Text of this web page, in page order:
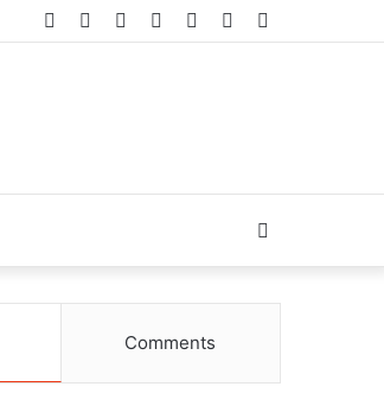
Telegram
Instagram
YouTube
LinkedIn
Twitter
Facebook
for
Comments